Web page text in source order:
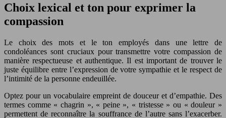
Choix lexical et ton pour exprimer la
compassion
Le choix des mots et le ton employés dans une lettre de
condoléances sont cruciaux pour transmettre votre compassion de
manière respectueuse et authentique. Il est important de trouver le
juste équilibre entre l’expression de votre sympathie et le respect de
l’intimité de la personne endeuillée.
Optez pour un vocabulaire empreint de douceur et d’empathie. Des
termes comme « chagrin », « peine », « tristesse » ou « douleur »
permettent de reconnaître la souffrance de l’autre sans l’exacerber.